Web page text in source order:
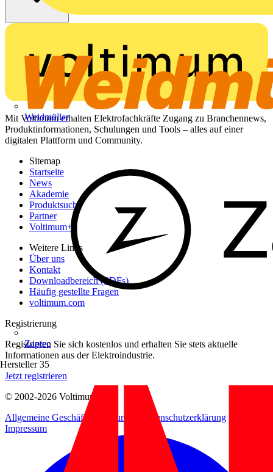
Weidmüller
Zaptec
Hersteller 35
Mit Voltimum erhalten Elektrofachkräfte Zugang zu Branchennews,
Produktinformationen, Schulungen und Tools – alles auf einer
digitalen Plattform und Community.
Sitemap
Startseite
News
Akademie
Produktsuche
Partner
Voltimum+
Weitere Links
Über uns
Kontakt
Downloadbereich (PDFs)
Häufig gestellte Fragen
voltimum.com
Registrierung
Registrieren Sie sich kostenlos und erhalten Sie stets aktuelle
Informationen aus der Elektroindustrie.
Jetzt registrieren
© 2002-2026 Voltimum
Allgemeine Geschäftsbedingungen
Datenschutzerklärung
Impressum